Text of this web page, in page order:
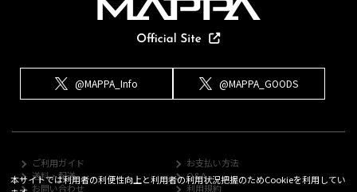
@MAPPA_Info @MAPPA_GOODS
ご利用ガイド
お支払い方法
送料・配送
Q&A
お問い合わせ
利用規約
本サイトでは利用者の利便性向上と利用者の利用状況把握のためCookieを利用してい